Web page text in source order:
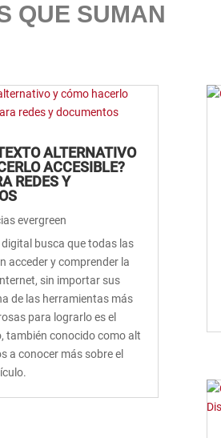
QUE SUMAN
ALTERNATIVO
ACCESIBLE?
REDES Y
evergreen
busca que todas las
acceder y comprender la
sin importar sus
de las herramientas más
para lograrlo es el
también conocido como alt
a conocer más sobre el